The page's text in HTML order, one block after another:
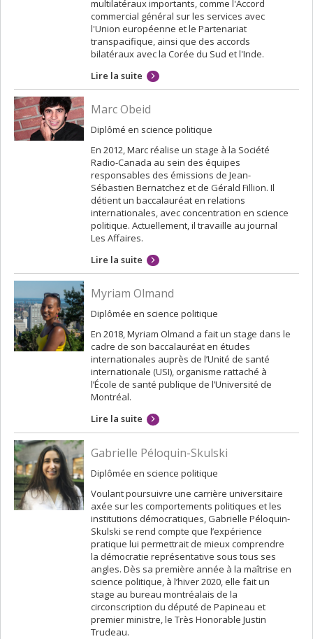
multilatéraux importants, comme l'Accord
commercial général sur les services avec
l'Union européenne et le Partenariat
transpacifique, ainsi que des accords
bilatéraux avec la Corée du Sud et l'Inde.
Lire la suite
Marc Obeid
Diplômé en science politique
En 2012, Marc réalise un stage à la Société
Radio-Canada au sein des équipes
responsables des émissions de Jean-
Sébastien Bernatchez et de Gérald Fillion. Il
détient un baccalauréat en relations
internationales, avec concentration en science
politique. Actuellement, il travaille au journal
Les Affaires.
Lire la suite
Myriam Olmand
Diplômée en science politique
En 2018, Myriam Olmand a fait un stage dans le
cadre de son baccalauréat en études
internationales auprès de l’Unité de santé
internationale (USI), organisme rattaché à
l’École de santé publique de l’Université de
Montréal.
Lire la suite
Gabrielle Péloquin-Skulski
Diplômée en science politique
Voulant poursuivre une carrière universitaire
axée sur les comportements politiques et les
institutions démocratiques, Gabrielle Péloquin-
Skulski se rend compte que l’expérience
pratique lui permettrait de mieux comprendre
la démocratie représentative sous tous ses
angles. Dès sa première année à la maîtrise en
science politique, à l’hiver 2020, elle fait un
stage au bureau montréalais de la
circonscription du député de Papineau et
premier ministre, le Très Honorable Justin
Trudeau.